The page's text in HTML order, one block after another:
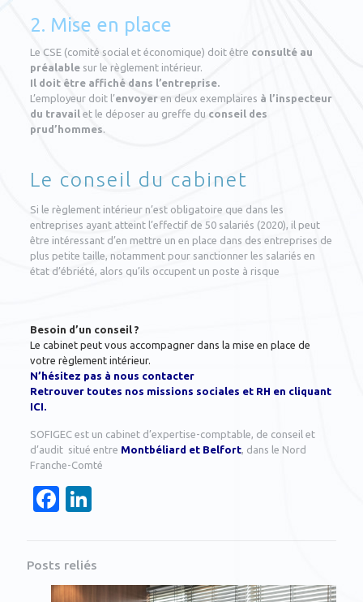
2. Mise en place
Le CSE (comité social et économique) doit être consulté au
préalablesur le règlement intérieur.
Il doit être affiché dans l’entreprise.
L’employeur doit l’envoyeren deux exemplaires à l’inspecteur
du travailet le déposer au greffe du conseil des
prud’hommes.
Le conseil du cabinet
Si le règlement intérieur n’est obligatoire que dans les
entreprises ayant atteint l’effectif de 50 salariés (2020), il peut
être intéressant d’en mettre un en place dans des entreprises de
plus petite taille, notamment pour sanctionner les salariés en
état d’ébriété, alors qu’ils occupent un poste à risque
Besoin d’un conseil ?
Le cabinet peut vous accompagner dans la mise en place de
votre règlement intérieur.
N’hésitez pas à nous contacter
Retrouver toutes nos missions sociales et RH en cliquant
ICI.
SOFIGEC est un cabinet d’expertise-comptable, de conseil et
d’audit situé entre Montbéliard et Belfort, dans le Nord
Franche-Comté
Facebook
Posts reliés